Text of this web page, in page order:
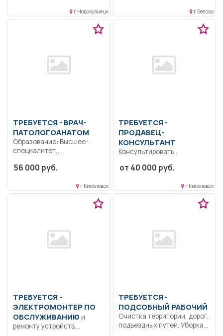
г Новокузнецк
Ненормированный рабочий
г Белово
ТРЕБУЕТСЯ - ВРАЧ-
ПАТОЛОГОАНАТОМ
Образование: Высшее-
специалитет,
Коммуникабельность.
Выполнение должностных
обязанностей согласно
56 000 руб.
г Киселевск
ТРЕБУЕТСЯ -
ПРОДАВЕЦ-
КОНСУЛЬТАНТ
Консультировать
акциям компании.
от 40 000 руб.
г Киселевск
ТРЕБУЕТСЯ -
ЭЛЕКТРОМОНТЕР ПО
ОБСЛУЖИВАНИЮ и
ремонту устройств
ТРЕБУЕТСЯ -
ПОДСОБНЫЙ РАБОЧИЙ
Очистка территории, дорог,
подъездных путей. Уборка